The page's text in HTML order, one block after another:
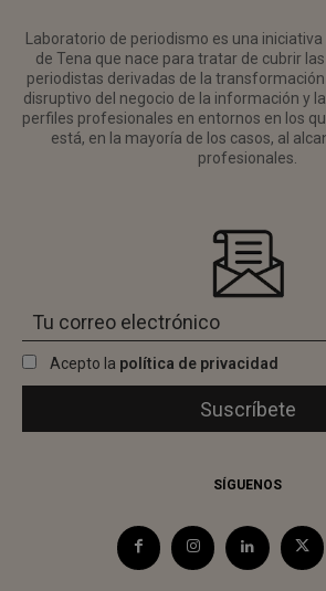
Laboratorio de periodismo es una
de Tena que nace para tratar de cubrir
periodistas derivadas de la
disruptivo del negocio de la información y
perfiles profesionales en entornos en los
está, en la mayoría de los casos, al
profesionales.
Acepto la política de privacidad
SÍGUENOS